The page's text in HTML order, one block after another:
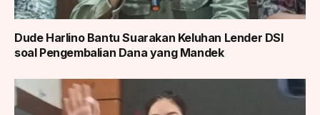
Dude Harlino Bantu Suarakan Keluhan Lender DSI
soal Pengembalian Dana yang Mandek